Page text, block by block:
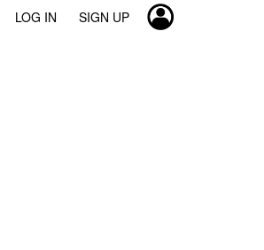
LOG IN SIGN UP